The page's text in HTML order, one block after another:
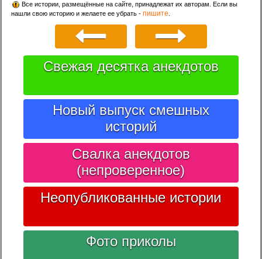
Все истории, размещённые на сайте, принадлежат их авторам. Если вы
нашли свою историю и желаете ее убрать -пишите
Свежая десятка анекдотов
Новый выпуск смешных
историй
Свалка анекдотов
(непроверенное)
Неопубликованные истории
Фото приколы